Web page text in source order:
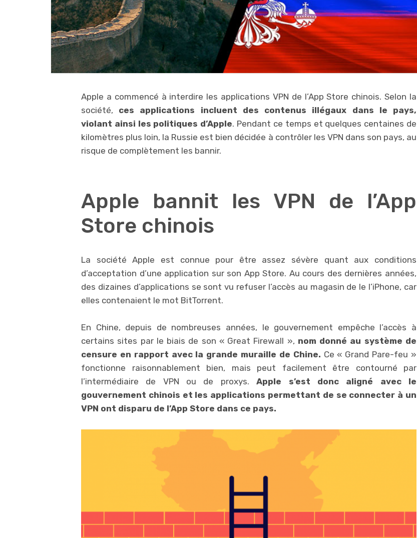
Apple a commencé à interdire les applications VPN de l’App Store chinois. Selon la
société, ces applications incluent des contenus illégaux dans le pays,
violant ainsi les politiques d’Apple. Pendant ce temps et quelques centaines de
kilomètres plus loin, la Russie est bien décidée à contrôler les VPN dans son pays, au
risque de complètement les bannir.
Apple bannit les VPN de l’App
Store chinois
La société Apple est connue pour être assez sévère quant aux conditions
d’acceptation d’une application sur son App Store. Au cours des dernières années,
des dizaines d’applications se sont vu refuser l’accès au magasin de le l’iPhone, car
elles contenaient le mot BitTorrent.
En Chine, depuis de nombreuses années, le gouvernement empêche l’accès à
certains sites par le biais de son « Great Firewall », nom donné au système de
censure en rapport avec la grande muraille de Chine. Ce « Grand Pare-feu »
fonctionne raisonnablement bien, mais peut facilement être contourné par
l’intermédiaire de VPN ou de proxys.Apple s’est donc aligné avec le
gouvernement chinois et les applications permettant de se connecter à un
VPN ont disparu de l’App Store dans ce pays.